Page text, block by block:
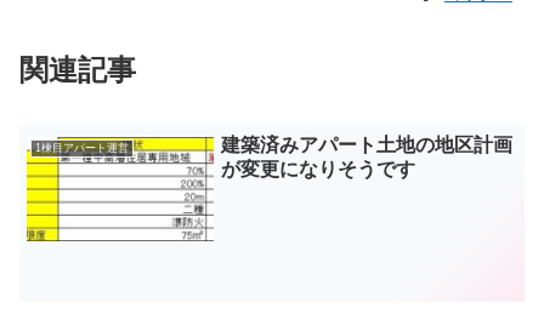
関連記事
1棟目アパート運営
建築済みアパート土地の地区計画
が変更になりそうです